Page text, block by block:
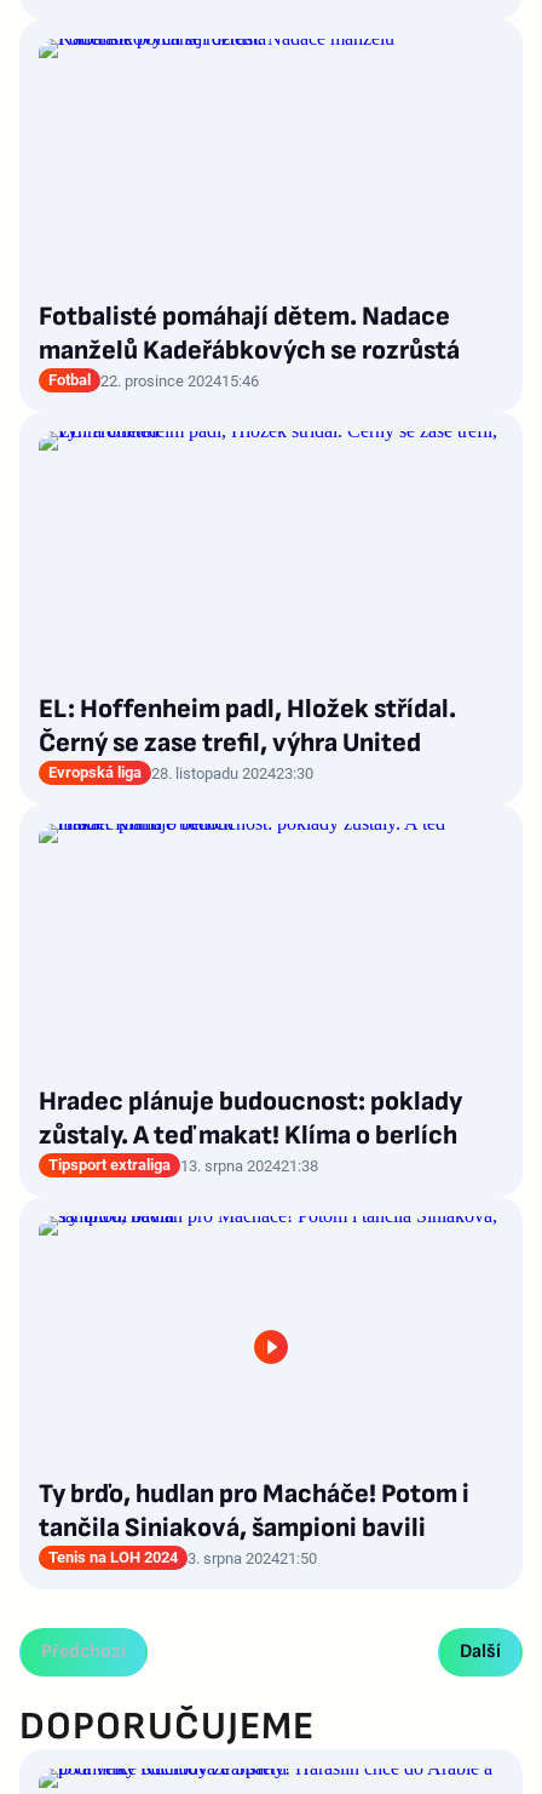
Fotbalisté pomáhají dětem. Nadace
manželů Kadeřábkových se rozrůstá
Fotbal 22. prosince 202415:46
EL: Hoffenheim padl, Hložek střídal.
Černý se zase trefil, výhra United
Evropská liga 28. listopadu 202423:30
Hradec plánuje budoucnost: poklady
zůstaly. A teď makat! Klíma o berlích
Tipsport extraliga 13. srpna 202421:38
Ty brďo, hudlan pro Macháče! Potom i
tančila Siniaková, šampioni bavili
Tenis na LOH 2024 3. srpna 202421:50
Předchozí Další
DOPORUČUJEME